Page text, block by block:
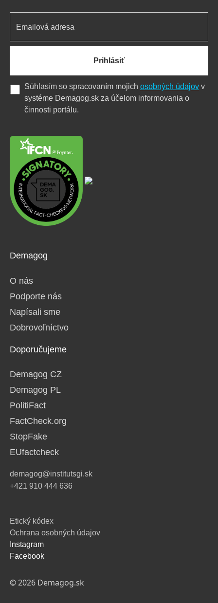
Demagog
O nás
Podporte nás
Napísali sme
Dobrovoľníctvo
Doporučujeme
Demagog CZ
Demagog PL
PolitiFact
FactCheck.org
StopFake
EUfactcheck
demagog@institutsgi.sk
+421 910 444 636
Prihlásiť
Súhlasím so spracovaním mojich osobných údajov v
systéme Demagog.sk za účelom informovania o
činnosti portálu.
Etický kódex
Ochrana osobných údajov
Instagram
Facebook
© 2026 Demagog.sk